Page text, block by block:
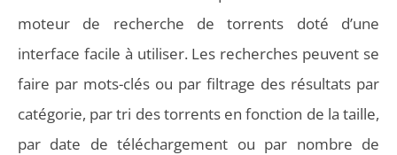
moteur de recherche de torrents doté d’une
interface facile à utiliser. Les recherches peuvent se
faire par mots-clés ou par filtrage des résultats par
catégorie, par tri des torrents en fonction de la taille,
par date de téléchargement ou par nombre de